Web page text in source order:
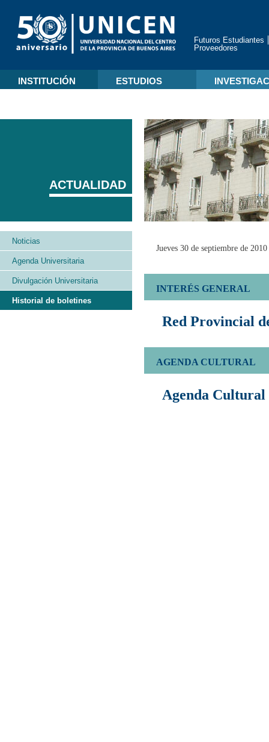
Futuros Estudiantes
Proveedores
INSTITUCIÓN ESTUDIOS
Jueves 30 de septiembre de 2010
INTERÉS GENERAL
Red Provincial
AGENDA CULTURAL
Agenda Cultural
ACTUALIDAD
Noticias
Agenda Universitaria
Divulgación Universitaria
Historial de boletines